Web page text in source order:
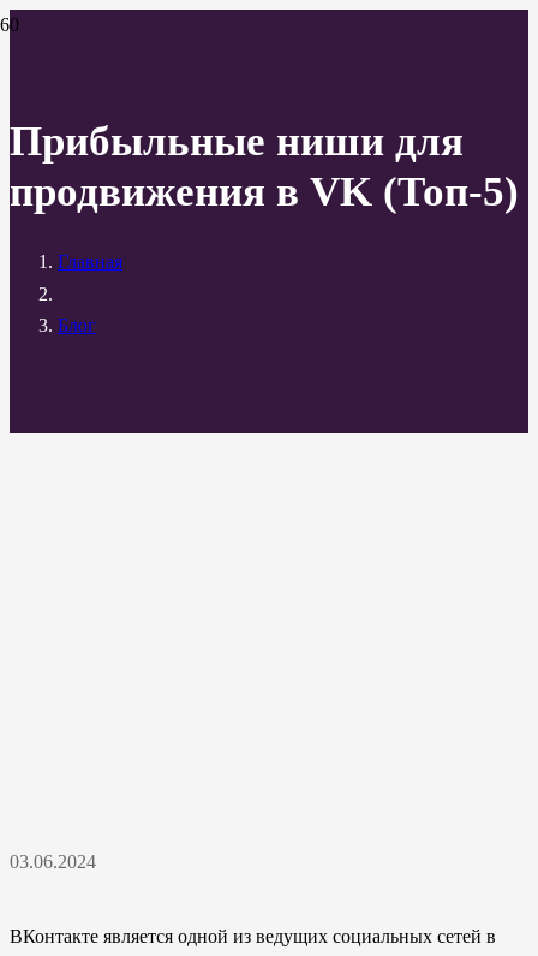
Прибыльные ниши для
продвижения в VK (Топ-5)
Главная
Блог
03.06.2024
ВКонтакте является одной из ведущих социальных сетей в